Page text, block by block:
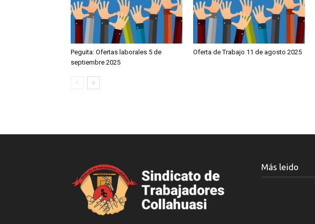
Peguita: Ofertas laborales 5 de
septiembre 2025
Oferta de Trabajo 11 de agosto 2025
Más leido